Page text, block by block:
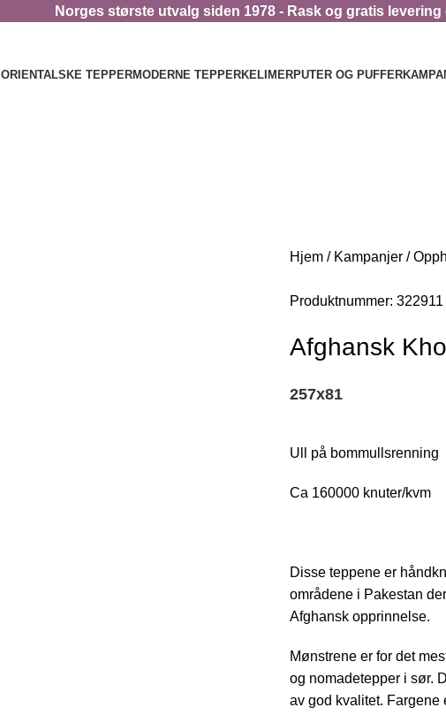
Norges største utvalg siden 1978 - Rask og gratis
ORIENTALSKE TEPPERMODERNE TEPPERKELIMERPUTER OG PUFFER
Hjem Kampanjer
Produktnummer: 322911
Afghansk
257x81
Ull på bommullsrenning
Ca 160000 knuter/kvm
Disse teppene er
områdene i Pakestan
Afghansk opprinnelse.
Mønstrene er for det
og nomadetepper i sør.
av god kvalitet. Fargene